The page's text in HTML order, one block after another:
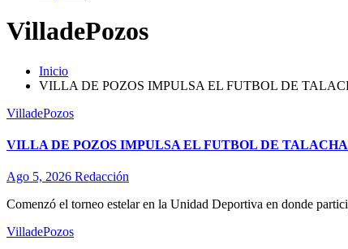
VilladePozos
Inicio
VILLA DE POZOS IMPULSA EL FUTBOL DE
VilladePozos
VILLA DE POZOS IMPULSA EL FUTBOL DE
Ago 5, 2026 Redacción
Comenzó el torneo estelar en la Unidad Deportiva en donde
VilladePozos